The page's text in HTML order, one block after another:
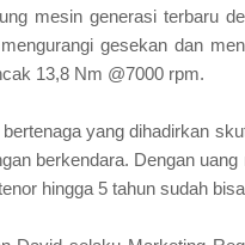
mesin generasi terbaru
gesekan dan
13,8 Nm @7000 rpm.
yang dihadirkan
berkendara. Dengan
hingga 5 tahun sudah